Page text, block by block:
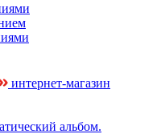
интернет-магазин
альбом.